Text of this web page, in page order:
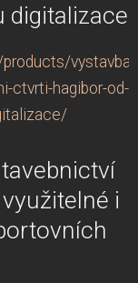
digitalizace
vystavba-
ctvrti-hagibor-od-
i